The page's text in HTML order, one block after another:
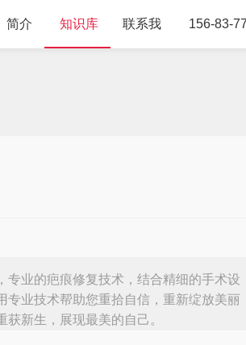
简介 知识库 联系我 156-83-
业的疤痕修复技术，结合精细的手术设
业技术帮助您重拾自信，重新绽放美丽
新生，展现最美的自己。